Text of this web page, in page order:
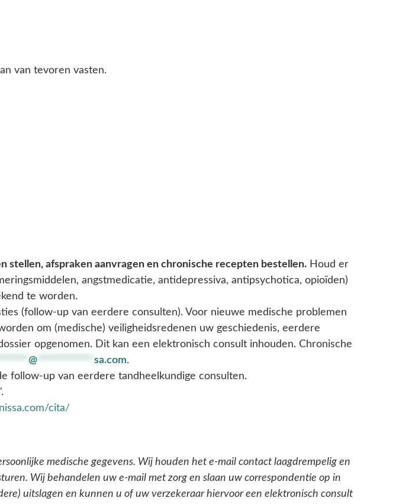
van tevoren vasten.
stellen, afspraken aanvragen en chronische recepten bestellen. Houd er
angstmedicatie, antidepressiva, antipsychotica, opioïden)
te worden.
(follow-up van eerdere consulten). Voor nieuwe medische problemen
om (medische) veiligheidsredenen uw geschiedenis, eerdere
opgenomen. Dit kan een elektronisch consult inhouden. Chronische
@ ************ sa.com.
follow-up van eerdere tandheelkundige consulten.
cita/
medische gegevens. Wij houden het e-mail contact laagdrempelig en
Wij behandelen uw e-mail met zorg en slaan uw correspondentie op in
uitslagen en kunnen u of uw verzekeraar hiervoor een elektronisch consult